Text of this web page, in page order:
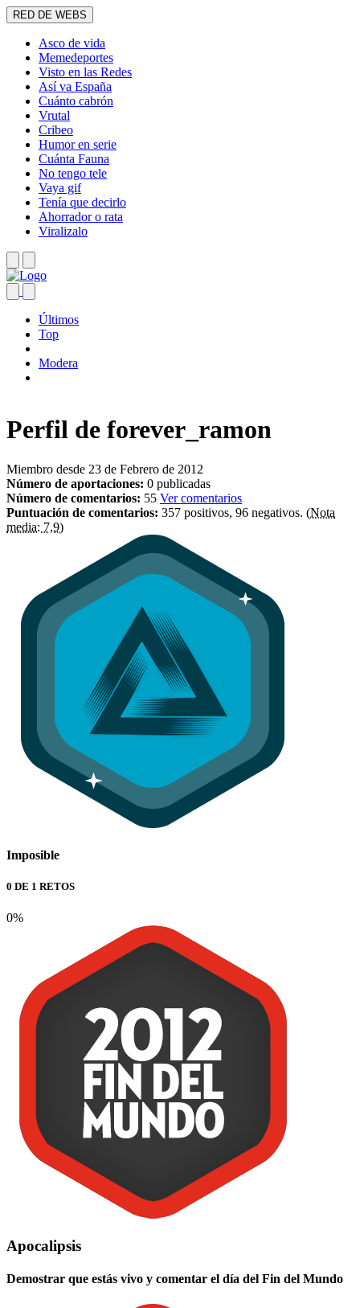
RED DE WEBS
Asco de vida
Memedeportes
Visto en las Redes
Así va España
Cuánto cabrón
Vrutal
Cribeo
Humor en serie
Cuánta Fauna
No tengo tele
Vaya gif
Tenía que decirlo
Ahorrador o rata
Viralizalo
Últimos
Top
Modera
Perfil de forever_ramon
Miembro desde 23 de Febrero de 2012
Número de aportaciones: 0 publicadas
Número de comentarios: 55 Ver comentarios
Puntuación de comentarios: 357 positivos, 96 negativos. (Nota
media: 7,9)
Imposible
0 DE 1 RETOS
0%
Apocalipsis
Demostrar que estás vivo y comentar el día del Fin del Mundo